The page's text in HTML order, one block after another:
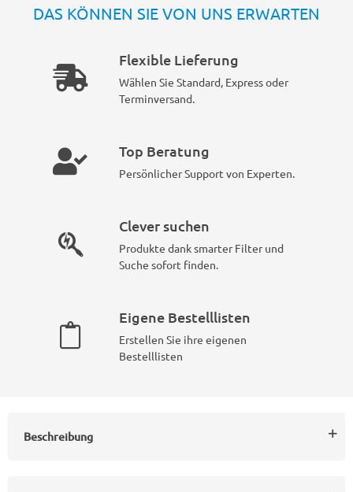
DAS KÖNNEN SIE VON UNS ERWARTEN
Flexible Lieferung
Wählen Sie Standard, Express oder
Terminversand.
Top Beratung
Persönlicher Support von Experten.
Clever suchen
Produkte dank smarter Filter und
Suche sofort finden.
Eigene Bestelllisten
Erstellen Sie ihre eigenen
Bestelllisten
Beschreibung